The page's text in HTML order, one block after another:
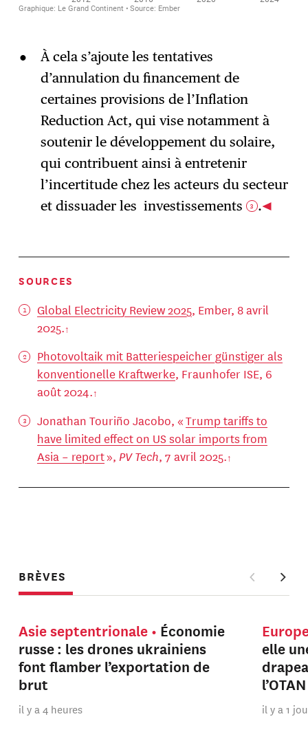
À cela s’ajoute les tentatives
d’annulation du financement de
certaines provisions de l’Inflation
Reduction Act, qui vise notamment à
soutenir le développement du solaire,
qui contribuent ainsi à entretenir
l’incertitude chez les acteurs du secteur
et dissuader les investissements
3 .
SOURCES
Global Electricity Review 2025, Ember, 8 avril
2025.
Photovoltaik mit Batteriespeicher günstiger als
konventionelle Kraftwerke, Fraunhofer ISE, 6
août 2024.
Jonathan Touriño Jacobo, «Trump tariffs to
have limited effect on US solar imports from
Asia – report», PV Tech, 7 avril 2025.
BRÈVES
Asie septentrionale
Économie
russe : les drones ukrainiens
font flamber l’exportation de
brut
il y a 4 heures
elle
il y a 1